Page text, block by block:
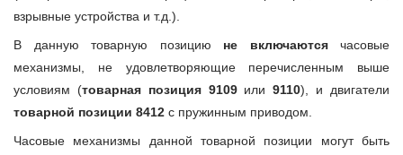
взрывные устройства и т.д.).
В данную товарную позицию не включаютсячасовые
механизмы, не удовлетворяющие перечисленным выше
условиям (товарная позиция 9109или9110), и двигатели
товарной позиции 8412 с пружинным приводом.
Часовые механизмы данной товарной позиции могут быть